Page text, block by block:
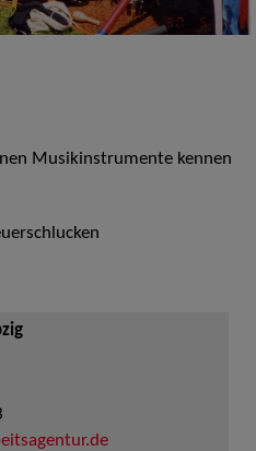
Musikinstrumente kennen